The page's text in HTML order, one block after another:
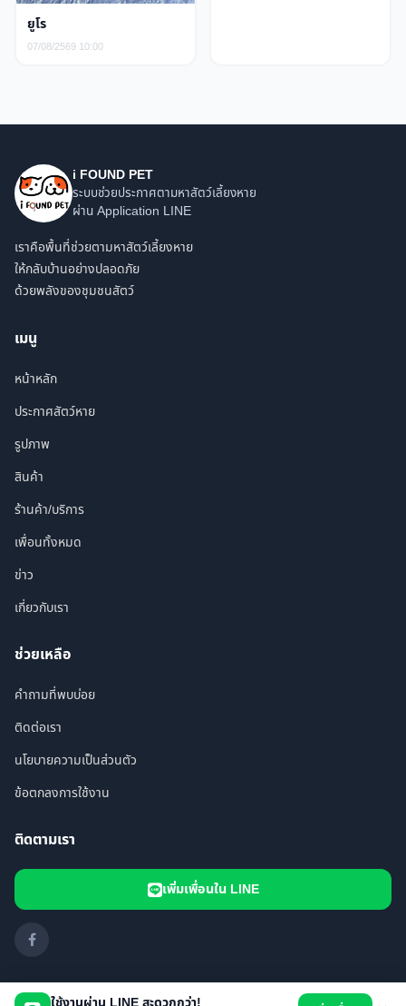
ยูโร
07/08/2569 10:00
i FOUND PET
ระบบช่วยประกาศตามหาสัตว์เลี้ยงหาย
ผ่าน Application LINE
เราคือพื้นที่ช่วยตามหาสัตว์เลี้ยงหาย
ให้กลับบ้านอย่างปลอดภัย
ด้วยพลังของชุมชนสัตว์
เมนู
หน้าหลัก
ประกาศสัตว์หาย
รูปภาพ
สินค้า
ร้านค้า/บริการ
เพื่อนทั้งหมด
ข่าว
เกี่ยวกับเรา
ช่วยเหลือ
คำถามที่พบบ่อย
ติดต่อเรา
นโยบายความเป็นส่วนตัว
ข้อตกลงการใช้งาน
ติดตามเรา
เพิ่มเพื่อนใน LINE